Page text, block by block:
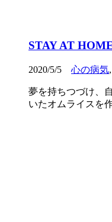
STAY AT
2020/5/5 心の病気,
夢を持ちつづけ、
いたオムライスを